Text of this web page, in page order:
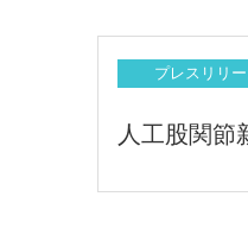
プレスリリ
人工股関節